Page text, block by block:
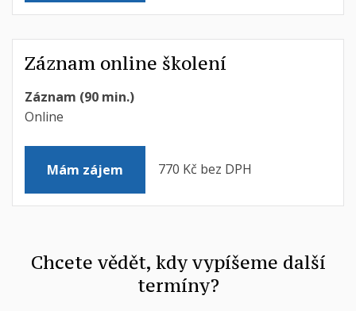
Záznam online školení
Záznam (90 min.)
Online
Mám zájem 770 Kč bez DPH
Chcete vědět, kdy vypíšeme další
termíny?